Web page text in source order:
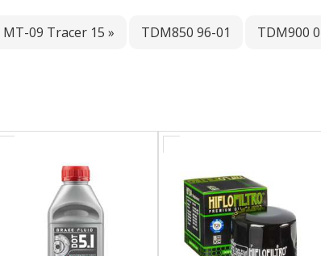
MT-09 Tracer 15 » TDM850 96-01 TDM900